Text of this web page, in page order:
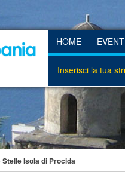
HOME
Inserisci la tua
Stelle Isola di Procida